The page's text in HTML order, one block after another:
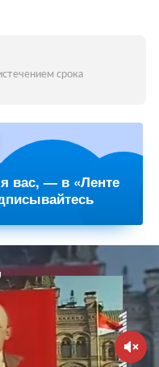
срока
вас, — в «Ленте